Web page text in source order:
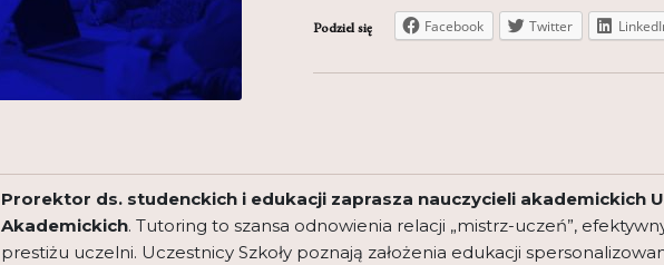
Podziel się Facebook Twitter
Prorektor ds. studenckich i edukacji zaprasza nauczycieli akademickich
Akademickich. Tutoring to szansa odnowienia relacji „mistrz-uczeń”,
prestiżu uczelni. Uczestnicy Szkoły poznają założenia edukacji